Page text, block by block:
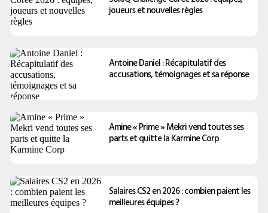
joueurs et nouvelles règles
Antoine Daniel : Récapitulatif des
accusations, témoignages et sa réponse
Amine « Prime » Mekri vend toutes ses
parts et quitte la Karmine Corp
Salaires CS2 en 2026 : combien paient les
meilleures équipes ?